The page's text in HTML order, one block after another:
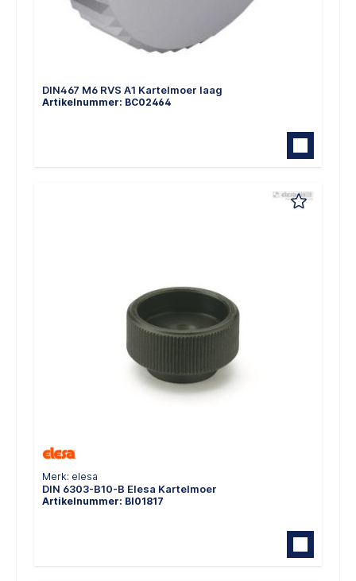
DIN467 M6 RVS A1 Kartelmoer laag
Artikelnummer: BC02464
Merk: elesa
DIN 6303-B10-B Elesa Kartelmoer
Artikelnummer: BI01817